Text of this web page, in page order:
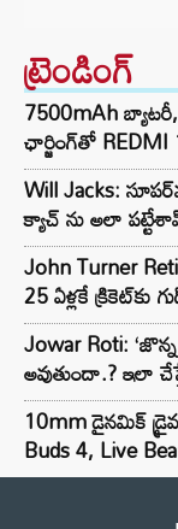
ట్రెండింగ్‌
7500mAh
ఛార్జింగ్‌తో
Will Jacks:
క్యాచ్ ను అలా
John Turner
25 ఏళ్లకే క్రికెట్‌కు
Jowar Roti:
అవుతుందా.? ఇలా
10mm డైనమిక్
Buds 4, Live